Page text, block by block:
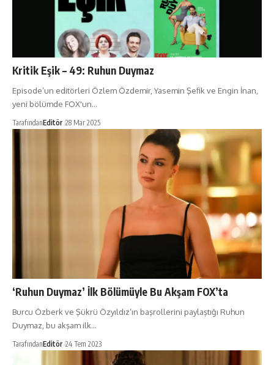
Kritik Eşik – 49: Ruhun Duymaz
Episode’un editörleri Özlem Özdemir, Yasemin Şefik ve Engin İnan,
yeni bölümde FOX'un…
TarafındanEditör 28 Mar 2025
‘Ruhun Duymaz’ İlk Bölümüyle Bu Akşam FOX’ta
Burcu Özberk ve Şükrü Özyıldız’ın başrollerini paylaştığı Ruhun
Duymaz, bu akşam ilk…
TarafındanEditör 24 Tem 2023